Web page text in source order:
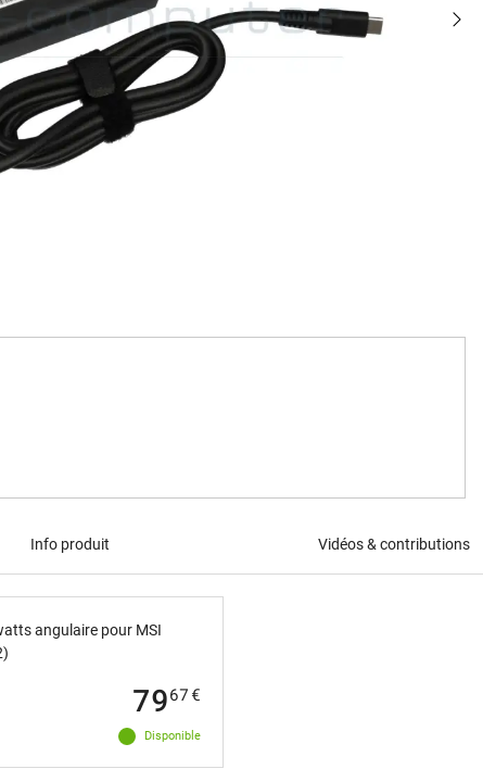
Info produit Vidéos & contributions
angulaire pour MSI
Disponible
7967 €